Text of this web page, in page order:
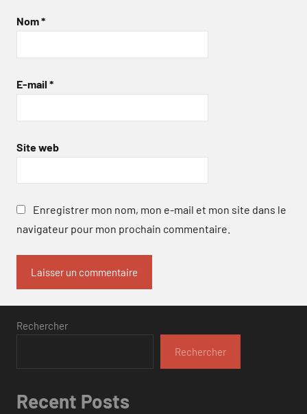
Nom*
E-mail *
Site web
Enregistrer mon nom, mon e-mail et mon site dans le
navigateur pour mon prochain commentaire.
Rechercher
Rechercher
Recent Posts